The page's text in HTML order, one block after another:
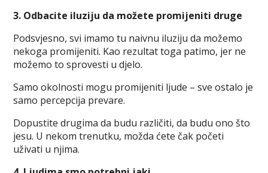
3. Odbacite iluziju da možete promijeniti druge
Podsvjesno, svi imamo tu naivnu iluziju da možemo
nekoga promijeniti. Kao rezultat toga patimo, jer ne
možemo to sprovesti u djelo.
Samo okolnosti mogu promijeniti ljude – sve ostalo je
samo percepcija prevare.
Dopustite drugima da budu različiti, da budu ono što
jesu. U nekom trenutku, možda ćete čak početi
uživati u njima.